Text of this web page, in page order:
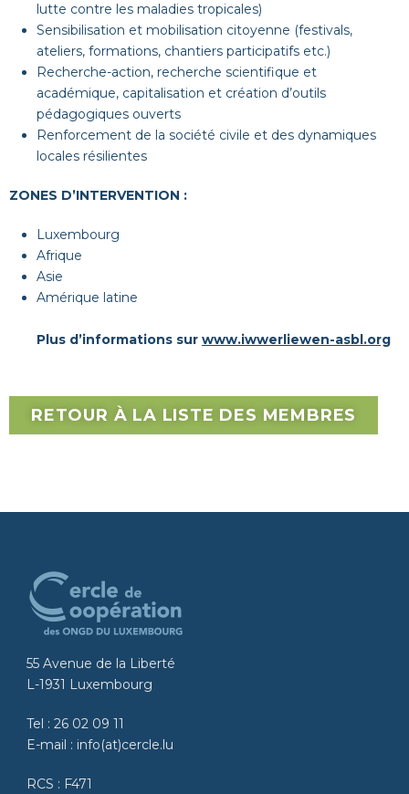
lutte contre les maladies tropicales)
Sensibilisation et mobilisation citoyenne (festivals,
ateliers, formations, chantiers participatifs etc.)
Recherche-action, recherche scientifique et
académique, capitalisation et création d’outils
pédagogiques ouverts
Renforcement de la société civile et des dynamiques
locales résilientes
ZONES D’INTERVENTION :
Luxembourg
Afrique
Asie
Amérique latine
Plus d’informations sur www.iwwerliewen-asbl.org
RETOUR À LA LISTE DES MEMBRES
55 Avenue de la Liberté
L-1931 Luxembourg
Tel : 26 02 09 11
E-mail : info(at)cercle.lu
RCS : F471